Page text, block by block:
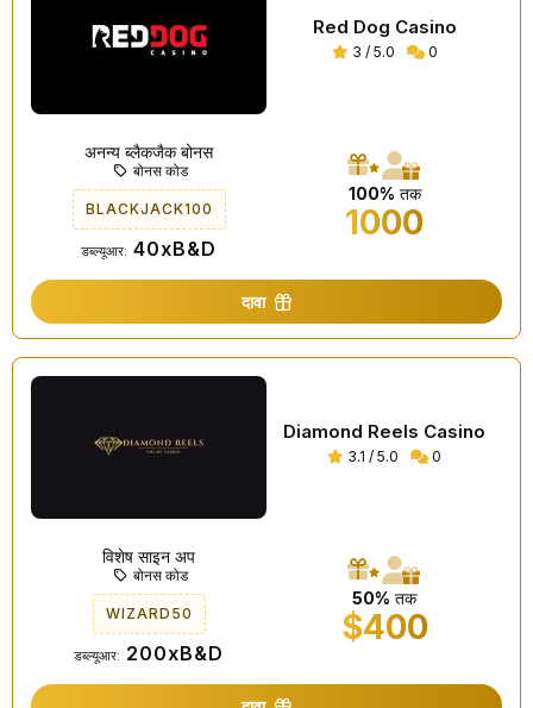
Red Dog Casino
3 / 5.0 0
100% तक
1000
अनन्य ब्लैकजैक बोनस
बोनस कोड
BLACKJACK100
डब्ल्यूआर: 40xB&D
दावा
Diamond Reels Casino
3.1 / 5.0 0
50% तक
$400
विशेष साइन अप
बोनस कोड
WIZARD50
डब्ल्यूआर: 200xB&D